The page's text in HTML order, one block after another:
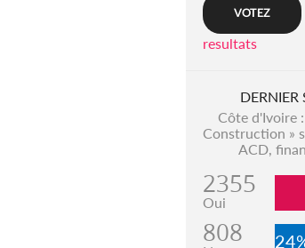
resultats
Côte d'Ivoire
Construction »
ACD,
2355
Oui
808 24%